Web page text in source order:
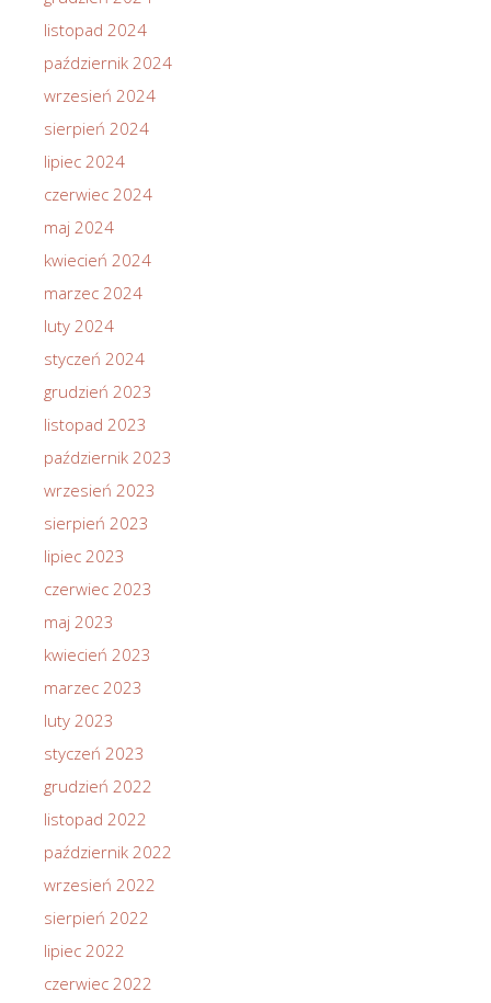
listopad 2024
październik 2024
wrzesień 2024
sierpień 2024
lipiec 2024
czerwiec 2024
maj 2024
kwiecień 2024
marzec 2024
luty 2024
styczeń 2024
grudzień 2023
listopad 2023
październik 2023
wrzesień 2023
sierpień 2023
lipiec 2023
czerwiec 2023
maj 2023
kwiecień 2023
marzec 2023
luty 2023
styczeń 2023
grudzień 2022
listopad 2022
październik 2022
wrzesień 2022
sierpień 2022
lipiec 2022
czerwiec 2022